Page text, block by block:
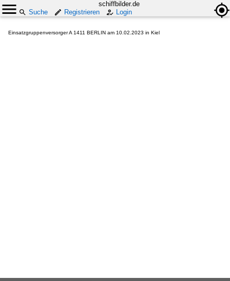
schiffbilder.de
Suche
Registrieren Login
Einsatzgruppenversorger A 1411 BERLIN am 10.02.2023 in Kiel